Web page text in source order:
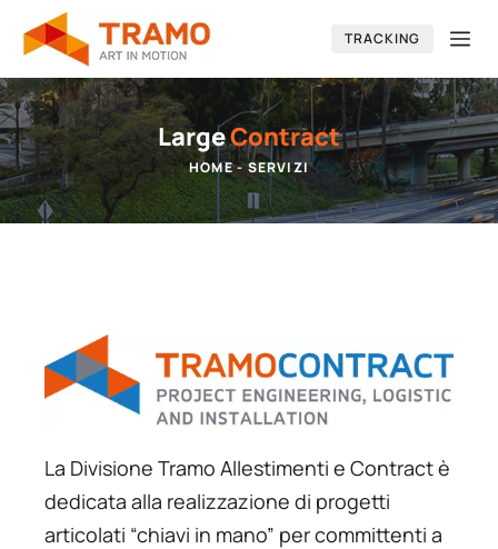
contenuto
TRACKING
LargeContract
HOME-SERVIZI
La Divisione Tramo Allestimenti e Contract è
dedicata alla realizzazione di progetti
articolati “chiavi in mano” per committenti a